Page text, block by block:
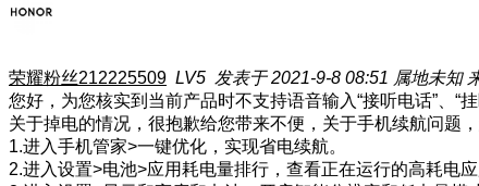
荣耀粉丝212225509 LV5 发表于 2021-9-8 08:51 属地未知
您好，为您核实到当前产品时不支持语音输入“接听电话”、“
关于掉电的情况，很抱歉给您带来不便，关于手机续航问题
1.进入手机管家>一键优化，实现省电续航。
2.进入设置>电池>应用耗电量排行，查看正在运行的高耗电